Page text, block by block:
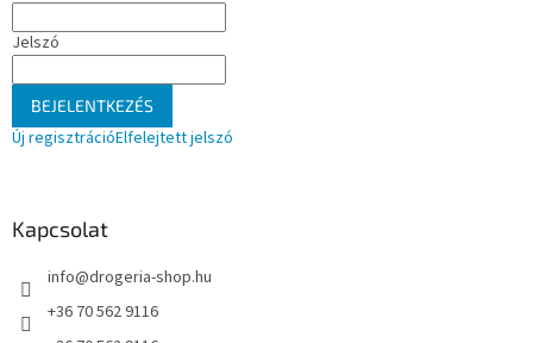
Jelszó
BEJELENTKEZÉS
Új regisztrációElfelejtett jelszó
Kapcsolat
info@drogeria-shop.hu
+36 70 562 9116